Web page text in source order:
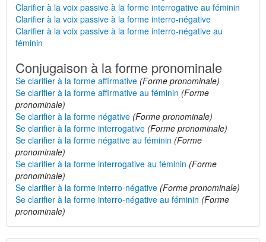
Clarifier à la voix passive à la forme interrogative au féminin
Clarifier à la voix passive à la forme interro-négative
Clarifier à la voix passive à la forme interro-négative au
féminin
Conjugaison à la forme pronominale
Se clarifier à la forme affirmative (Forme pronominale)
Se clarifier à la forme affirmative au féminin (Forme
pronominale)
Se clarifier à la forme négative (Forme pronominale)
Se clarifier à la forme interrogative (Forme pronominale)
Se clarifier à la forme négative au féminin (Forme
pronominale)
Se clarifier à la forme interrogative au féminin (Forme
pronominale)
Se clarifier à la forme interro-négative (Forme pronominale)
Se clarifier à la forme interro-négative au féminin (Forme
pronominale)